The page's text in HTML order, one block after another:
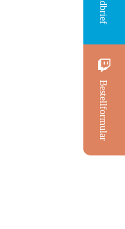
Bestellformular